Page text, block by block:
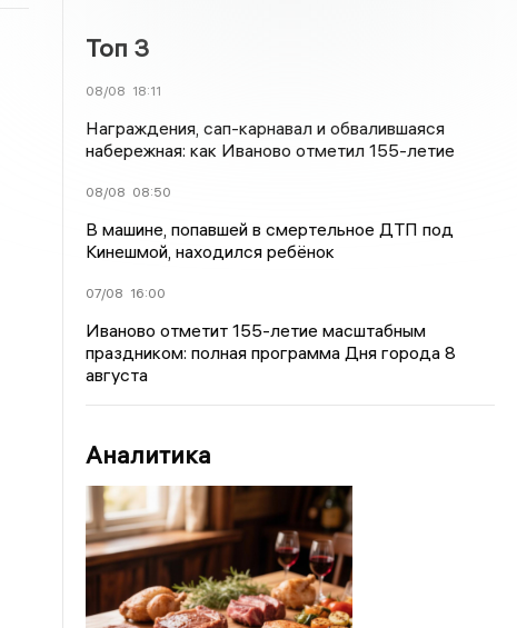
Топ 3
08/08 18:11
Награждения, сап-карнавал и обвалившаяся
набережная: как Иваново отметил 155-летие
08/08 08:50
В машине, попавшей в смертельное ДТП под
Кинешмой, находился ребёнок
07/08 16:00
Иваново отметит 155-летие масштабным
праздником: полная программа Дня города 8
августа
Аналитика